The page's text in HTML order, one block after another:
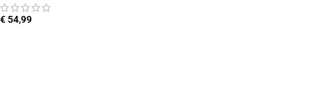
€ 54,99